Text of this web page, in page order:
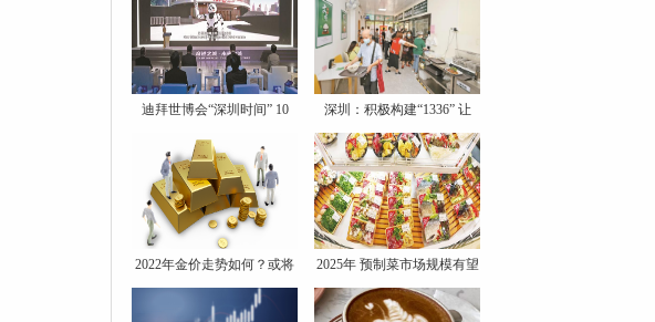
迪拜世博会“深圳时间” 10 深圳：积极构建“1336” 让
2022年金价走势如何？或将
跌
2025年 预制菜市场规模有望